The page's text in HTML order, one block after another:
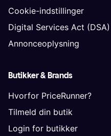
Cookie-indstillinger
Digital Services Act (DSA)
Annonceoplysning
Butikker & Brands
Hvorfor PriceRunner?
Tilmeld din butik
Login for butikker